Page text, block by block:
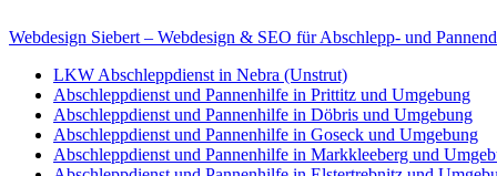
Webdesign Siebert – Webdesign & SEO für Abschlepp- und
LKW Abschleppdienst in Nebra (Unstrut)
Abschleppdienst und Pannenhilfe in Prittitz und Umgebung
Abschleppdienst und Pannenhilfe in Döbris und Umgebung
Abschleppdienst und Pannenhilfe in Goseck und Umgebung
Abschleppdienst und Pannenhilfe in Markkleeberg und